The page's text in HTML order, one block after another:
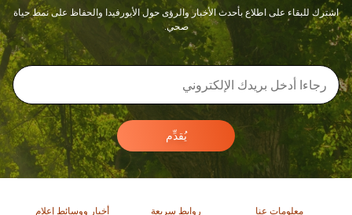
اشترك للبقاء على اطلاع بأحدث الأخبار والرؤى حول الأيورفيدا والحفاظ على نمط حياة
صحي.
يُقدِّم
معلومات عنا روابط سريعة أخبار ووسائط إعلام